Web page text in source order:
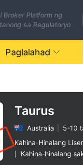
Broker Platform ng
sa Regulatoryo
Paglalahad
Taurus
Australia
5-10
Kahina-Hinalang
Kahina-hinalang